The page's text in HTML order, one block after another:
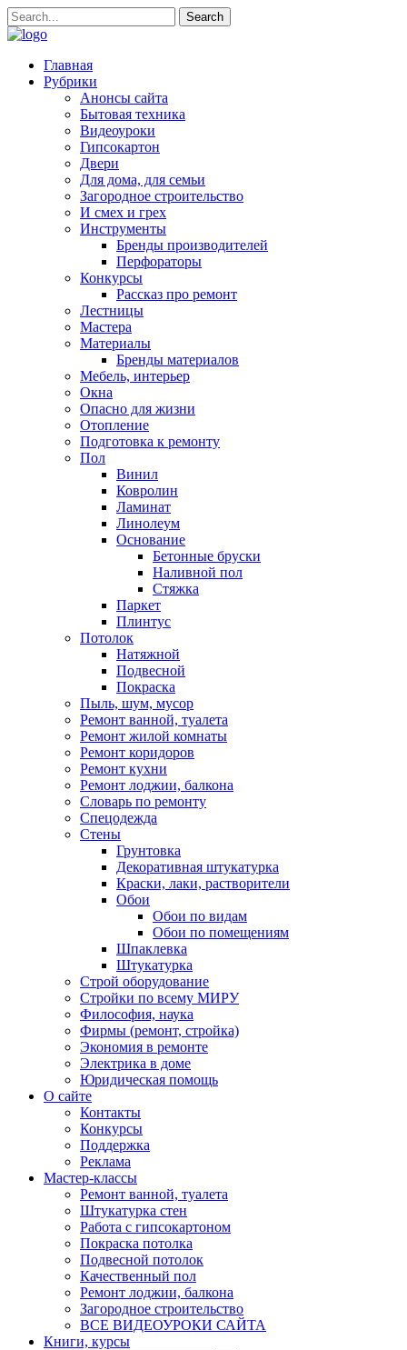
Главная
Рубрики
Анонсы сайта
Бытовая техника
Видеоуроки
Гипсокартон
Двери
Для дома, для семьи
Загородное строительство
И смех и грех
Инструменты
Бренды производителей
Перфораторы
Конкурсы
Рассказ про ремонт
Лестницы
Мастера
Материалы
Бренды материалов
Мебель, интерьер
Окна
Опасно для жизни
Отопление
Подготовка к ремонту
Пол
Винил
Ковролин
Ламинат
Линолеум
Основание
Бетонные бруски
Наливной пол
Стяжка
Паркет
Плинтус
Потолок
Натяжной
Подвесной
Покраска
Пыль, шум, мусор
Ремонт ванной, туалета
Ремонт жилой комнаты
Ремонт коридоров
Ремонт кухни
Ремонт лоджии, балкона
Словарь по ремонту
Спецодежда
Стены
Грунтовка
Декоративная штукатурка
Краски, лаки, растворители
Обои
Обои по видам
Обои по помещениям
Шпаклевка
Штукатурка
Строй оборудование
Стройки по всему МИРУ
Философия, наука
Фирмы (ремонт, стройка)
Экономия в ремонте
Электрика в доме
Юридическая помощь
О сайте
Контакты
Конкурсы
Поддержка
Реклама
Мастер-классы
Ремонт ванной, туалета
Штукатурка стен
Работа с гипсокартоном
Покраска потолка
Подвесной потолок
Качественный пол
Ремонт лоджии, балкона
Загородное строительство
ВСЕ ВИДЕОУРОКИ САЙТА
Книги, курсы